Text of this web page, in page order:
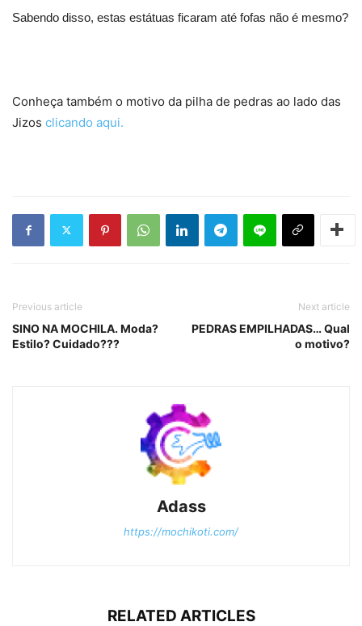
Sabendo disso, estas estátuas ficaram até fofas não é mesmo?
Conheça também o motivo da pilha de pedras ao lado das
Jizos clicando aqui.
Previous article
SINO NA MOCHILA. Moda?
Estilo? Cuidado???
Next article
PEDRAS EMPILHADAS… Qual
o motivo?
Adass
https://mochikoti.com/
RELATED ARTICLES